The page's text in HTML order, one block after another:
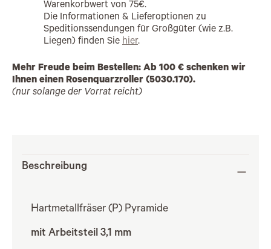
Warenkorbwert von 75€.
Die Informationen & Lieferoptionen zu
Speditionssendungen für Großgüter (wie z.B.
Liegen) finden Sie hier.
Mehr Freude beim Bestellen: Ab 100 € schenken wir
Ihnen einen Rosenquarzroller (5030.170).
(nur solange der Vorrat reicht)
Beschreibung
Hartmetallfräser (P) Pyramide
mit Arbeitsteil 3,1 mm